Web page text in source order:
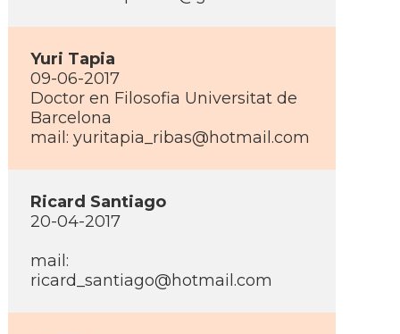
Yuri Tapia
09-06-2017
Doctor en Filosofia Universitat de
Barcelona
mail: yuritapia_ribas@hotmail.com
Ricard Santiago
20-04-2017
mail:
ricard_santiago@hotmail.com